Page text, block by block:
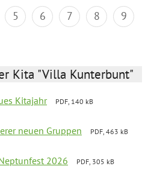
5 6 7 8
9
Kita "Villa Kunterbunt"
Kitajahr
PDF, 140 kB
neuen Gruppen
PDF, 463 kB
2026
PDF, 305 kB